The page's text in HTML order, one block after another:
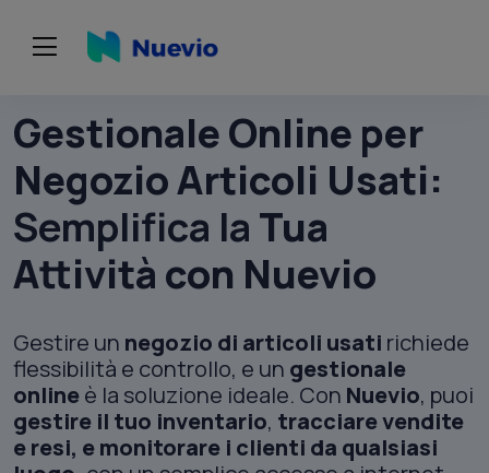
Gestionale Online per
Negozio Articoli Usati:
Semplifica la Tua
Attività con Nuevio
Gestire un negozio di articoli usati richiede
flessibilità e controllo, e un gestionale
onlineè la soluzione ideale. Con Nuevio, puoi
gestire il tuo inventario, tracciare vendite
e resi, e monitorare i clienti da qualsiasi